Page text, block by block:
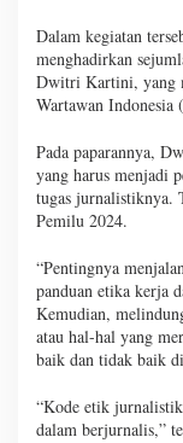
Dalam kegiatan
menghadirkan
Dwitri Kartini, yang
Wartawan
Pada paparannya,
yang harus menjadi
tugas jurnalistiknya.
Pemilu 2024.
“Pentingnya
panduan etika kerja
Kemudian,
atau hal-hal yang
baik dan tidak baik
“Kode etik jurnalistik
dalam berjurnalis,”